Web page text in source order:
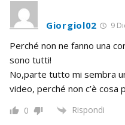
Giorgiol02 9
Perché non ne fanno una
sono tutti!
No,parte tutto mi sembra
video, perché non c’è
0 Rispondi